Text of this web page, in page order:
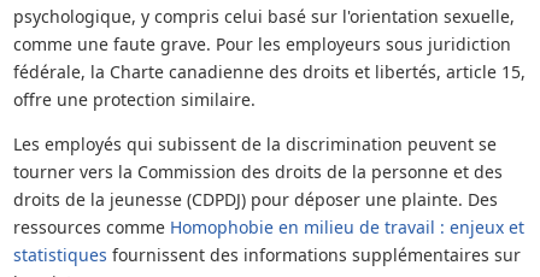
psychologique, y compris celui basé sur l'orientation sexuelle,
comme une faute grave. Pour les employeurs sous juridiction
fédérale, la Charte canadienne des droits et libertés, article 15,
offre une protection similaire.
Les employés qui subissent de la discrimination peuvent se
tourner vers la Commission des droits de la personne et des
droits de la jeunesse (CDPDJ) pour déposer une plainte. Des
ressources comme Homophobie en milieu de travail : enjeux et
statistiques fournissent des informations supplémentaires sur